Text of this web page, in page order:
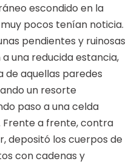
escondido en la
pocos tenían noticia.
pendientes y ruinosas
una reducida estancia,
de aquellas paredes
un resorte
paso a una celda
a frente, contra
depositó los cuerpos de
con cadenas y